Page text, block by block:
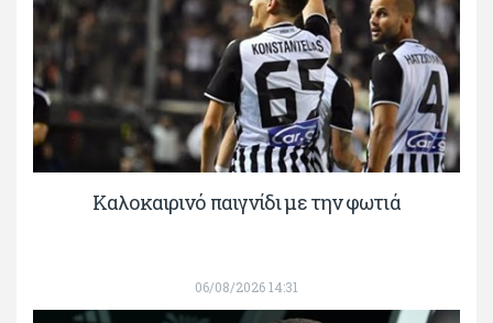
Καλοκαιρινό παιγνίδι με την φωτιά
06/08/2026 14:31